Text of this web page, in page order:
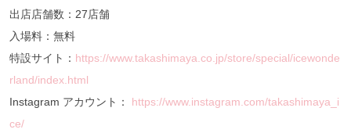
出店店舗数：27店舗
入場料：無料
特設サイト： https://www.takashimaya.co.jp/store/special/icewonde
rland/index.html
Instagram アカウント： https://www.instagram.com/takashimaya_i
ce/